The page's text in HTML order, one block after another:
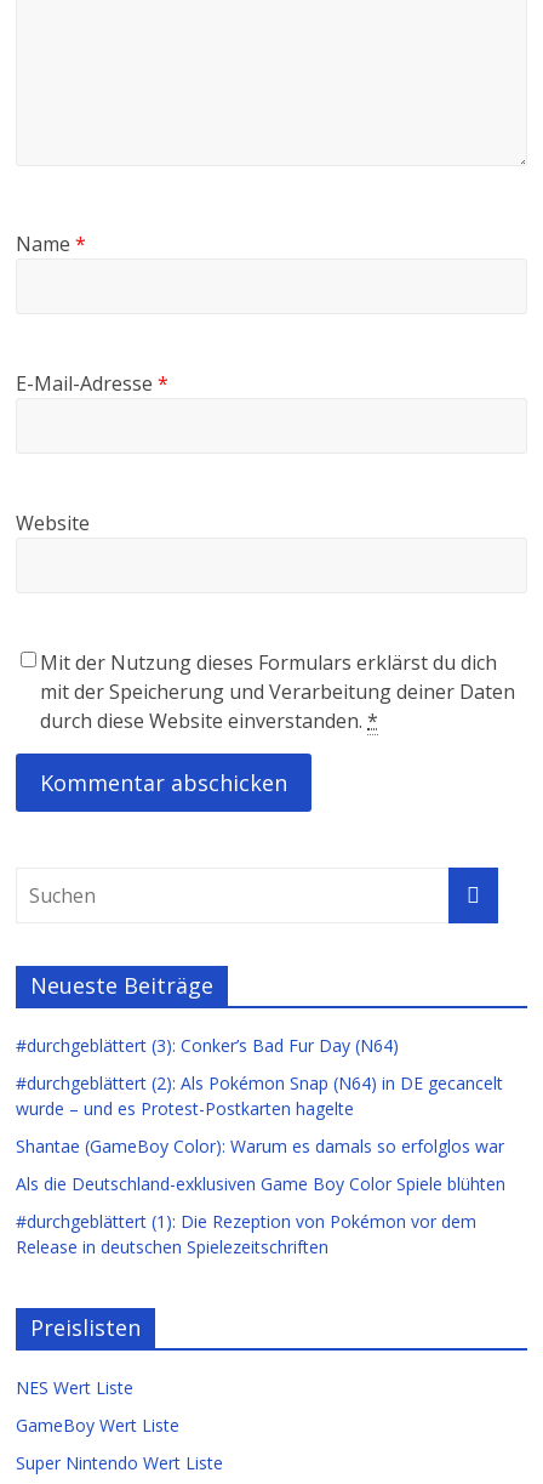
Name*
E-Mail-Adresse*
Website
Mit der Nutzung dieses Formulars erklärst du dich
mit der Speicherung und Verarbeitung deiner Daten
durch diese Website einverstanden.*
Neueste Beiträge
#durchgeblättert (3): Conker’s Bad Fur Day (N64)
#durchgeblättert (2): Als Pokémon Snap (N64) in DE gecancelt
wurde – und es Protest-Postkarten hagelte
Shantae (GameBoy Color): Warum es damals so erfolglos war
Als die Deutschland-exklusiven Game Boy Color Spiele blühten
#durchgeblättert (1): Die Rezeption von Pokémon vor dem
Release in deutschen Spielezeitschriften
Preislisten
NES Wert Liste
GameBoy Wert Liste
Super Nintendo Wert Liste